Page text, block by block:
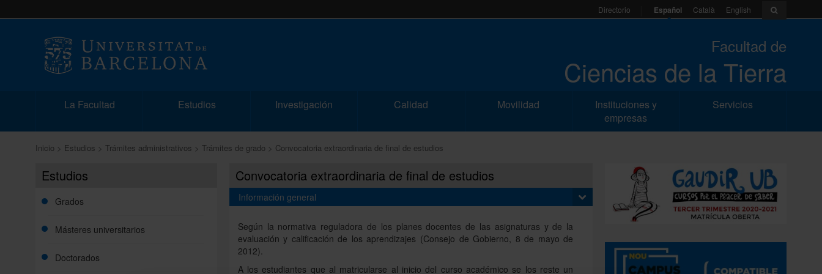
Directorio Español Català English
Facultad de
Ciencias de la Tierra
La Facultad Estudios Investigación Calidad Movilidad
Instituciones y
empresas
Servicios
Inicio Estudios Trámites administrativos Trámites de grado Convocatoria extraordinaria de final de estudios
Estudios
Grados
Másteres universitarios
Doctorados
Convocatoria extraordinaria de final de estudios
Información general
Según la normativa reguladora de los planes docentes de las asignaturas y de la
evaluación y calificación de los aprendizajes (Consejo de Gobierno, 8 de mayo de
2012).
A los estudiantes que al matricularse al inicio del curso académico se los reste un